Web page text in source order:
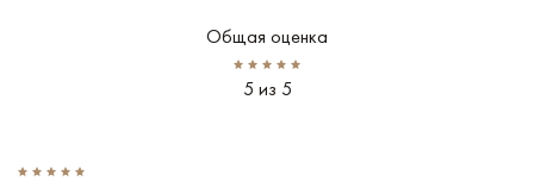
Общая оценка
5 из 5